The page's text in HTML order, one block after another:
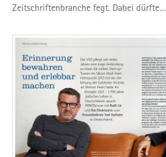
Zeitschriftenbranche fegt. Dabei dürfte…